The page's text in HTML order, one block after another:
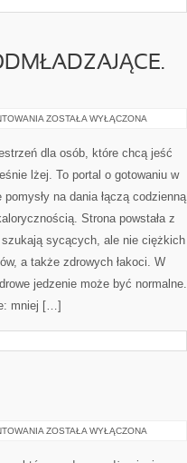
KOKTAJLE
POTRENINGOWE
ZOSTAŁA WYŁĄCZONA
dla osób, które chcą jeść
lżej. To portal o gotowaniu w
na dania łączą codzienną
Strona powstała z
sycących, ale nie ciężkich
a także zdrowych łakoci. W
jedzenie może być normalne.
mniej […]
DIETY
ZOSTAŁA WYŁĄCZONA